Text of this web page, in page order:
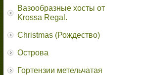
Вазообразные хосты от
Krossa Regal.
Christmas (Рождество)
Острова
Гортензии метельчатая